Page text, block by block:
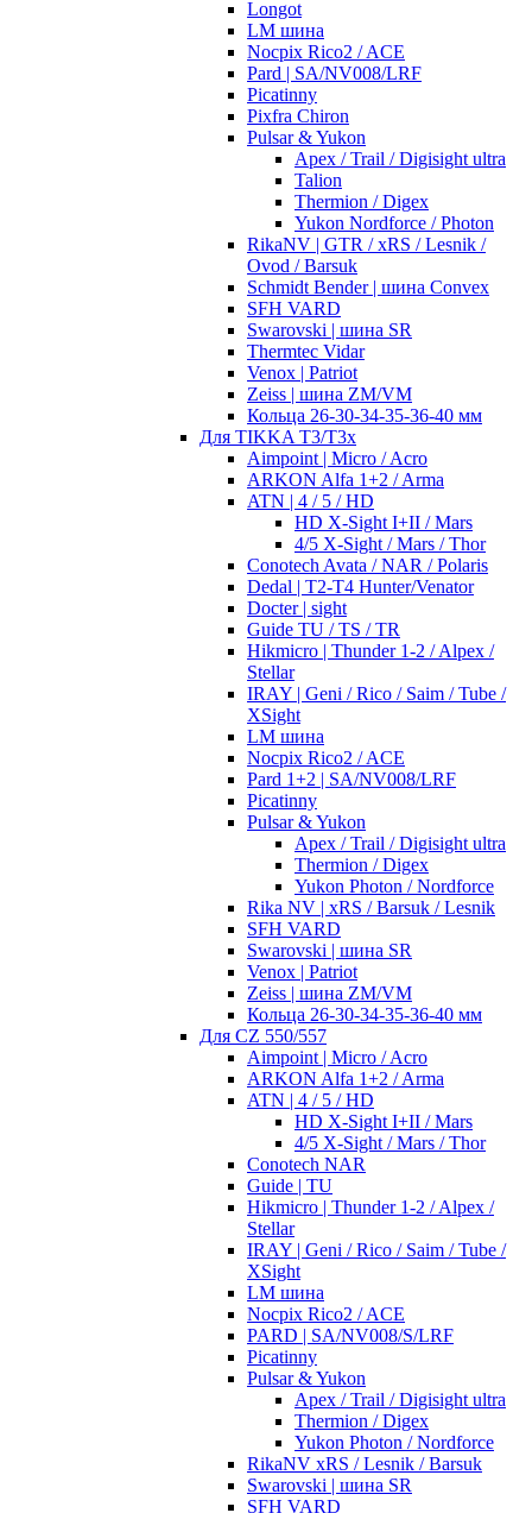
Longot
LM шина
Nocpix Rico2 / ACE
Pard | SA/NV008/LRF
Picatinny
Pixfra Chiron
Pulsar & Yukon
Apex / Trail / Digisight ultra
Talion
Thermion / Digex
Yukon Nordforce / Photon
RikaNV | GTR / xRS / Lesnik /
Ovod / Barsuk
Schmidt Bender | шина Convex
SFH VARD
Swarovski | шина SR
Thermtec Vidar
Venox | Patriot
Zeiss | шина ZM/VM
Кольца 26-30-34-35-36-40 мм
Для TIKKA T3/T3x
Aimpoint | Micro / Acro
ARKON Alfa 1+2 / Arma
ATN | 4 / 5 / HD
HD X-Sight I+II / Mars
4/5 X-Sight / Mars / Thor
Conotech Avata / NAR / Polaris
Dedal | T2-T4 Hunter/Venator
Docter | sight
Guide TU / TS / TR
Hikmicro | Thunder 1-2 / Alpex /
Stellar
IRAY | Geni / Rico / Saim / Tube /
XSight
LM шина
Nocpix Rico2 / ACE
Pard 1+2 | SA/NV008/LRF
Picatinny
Pulsar & Yukon
Apex / Trail / Digisight ultra
Thermion / Digex
Yukon Photon / Nordforce
Rika NV | xRS / Barsuk / Lesnik
SFH VARD
Swarovski | шина SR
Venox | Patriot
Zeiss | шина ZM/VM
Кольца 26-30-34-35-36-40 мм
Для CZ 550/557
Aimpoint | Micro / Acro
ARKON Alfa 1+2 / Arma
ATN | 4 / 5 / HD
HD X-Sight I+II / Mars
4/5 X-Sight / Mars / Thor
Conotech NAR
Guide | TU
Hikmicro | Thunder 1-2 / Alpex /
Stellar
IRAY | Geni / Rico / Saim / Tube /
XSight
LM шина
Nocpix Rico2 / ACE
PARD | SA/NV008/S/LRF
Picatinny
Pulsar & Yukon
Apex / Trail / Digisight ultra
Thermion / Digex
Yukon Photon / Nordforce
RikaNV xRS / Lesnik / Barsuk
Swarovski | шина SR
SFH VARD